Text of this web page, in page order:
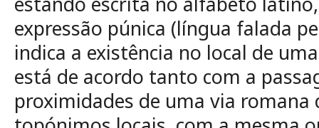
expressão púnica (língua falada
indica a existência no local de
está de acordo tanto com a
proximidades de uma via